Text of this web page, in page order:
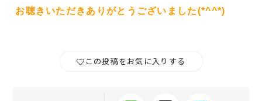
お聴きいただきありがとうございました(*^^*)
この投稿をお気に入りする